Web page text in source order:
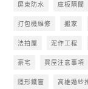
屏東防水 庫板隔間
打包機維修 搬家
法拍屋 泥作工程
豪宅 買屋注意事項
隱形鐵窗 高雄婚紗